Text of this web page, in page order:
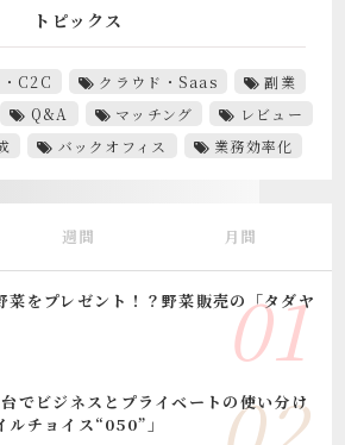
トピックス
C2C クラウド・Saas
副業
Q&A マッチング
レビュー
バックオフィス 業務効率化
週間 月間
菜をプレゼント！？野菜販売の「タダヤ
でビジネスとプライベートの使い分け
ルチョイス“050”」